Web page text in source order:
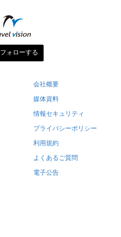
フォローする
会社概要
媒体資料
情報セキュリティ
プライバシーポリシー
利用規約
よくあるご質問
電子公告